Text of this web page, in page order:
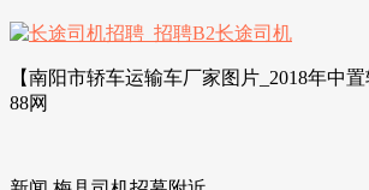
【南阳市轿车运输车厂家图片_2018年中
88网